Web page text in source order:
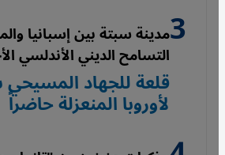
مدينة سبتة بين إسبانيا
التسامح الديني الأندلسي
قلعة للجهاد المسيحي
لأوروبا المنعزلة حاضراً